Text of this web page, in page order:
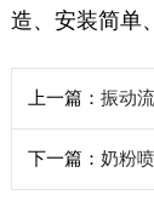
造、安装简单
上一篇： 振动
下一篇： 奶粉